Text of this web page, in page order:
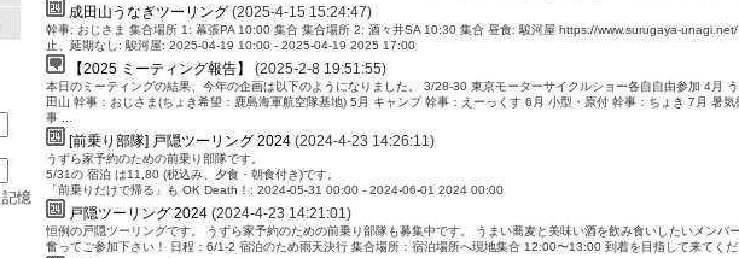
記憶
成田山うなぎツーリング (2025-4-15 15:24:47)
幹事: おじさま 集合場所 1: 幕張PA 10:00 集合 集合場所 2: 酒々井SA 10:30 集合 昼食: 駿河屋 https://www.surugaya-unagi.net/
止、延期なし: 駿河屋: 2025-04-19 10:00 - 2025-04-19 2025 17:00
【2025 ミーティング報告】 (2025-2-8 19:51:55)
本日のミーティングの結果、今年の企画は以下のようになりました。 3/28-30 東京モーターサイクルショー各自自由参加 4月
田山 幹事：おじさま(ちょき希望：鹿島海軍航空隊基地) 5月 キャンプ 幹事：えーっくす 6月 小型・原付 幹事：ちょき 7月 暑気
事 ...
[前乗り部隊] 戸隠ツーリング 2024 (2024-4-23 14:26:11)
うずら家予約のための前乗り部隊です。
5/31の 宿泊 は11,80 (税込み、夕食・朝食付き)です。
「前乗りだけで帰る」も OK Death！: 2024-05-31 00:00 - 2024-06-01 2024 00:00
戸隠ツーリング 2024 (2024-4-23 14:21:01)
恒例の戸隠ツーリングです。 うずら家予約のための前乗り部隊も募集中です。 うまい蕎麦と美味い酒を飲み食いしたいメンバ
奮ってご参加下さい！ 日程：6/1-2 宿泊のため雨天決行 集合場所：宿泊場所へ現地集合 12:00〜13:00 到着を目指して来てくだ